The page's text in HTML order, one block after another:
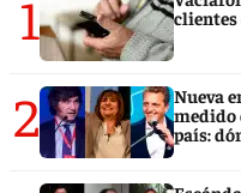
1
clientes
2
Nueva
medido
país: